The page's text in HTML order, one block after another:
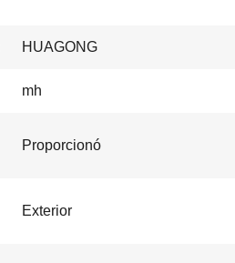
HUAGONG
mh
Proporcionó
Exterior